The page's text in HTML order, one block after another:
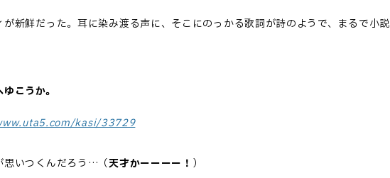
新鮮だった。耳に染み渡る声に、そこにのっかる歌詞が詩のようで、まるで小
こうか。
kasi/33729
思いつくんだろう…（天才かーーーー！ ）